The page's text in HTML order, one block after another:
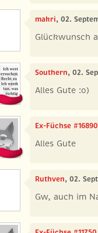
makri, 02.
Glückwunsch
Southern, 02.
Alles Gute :o)
Ex-Füchse #16890
Alles Gute
Ruthven, 02.
Gw, auch im